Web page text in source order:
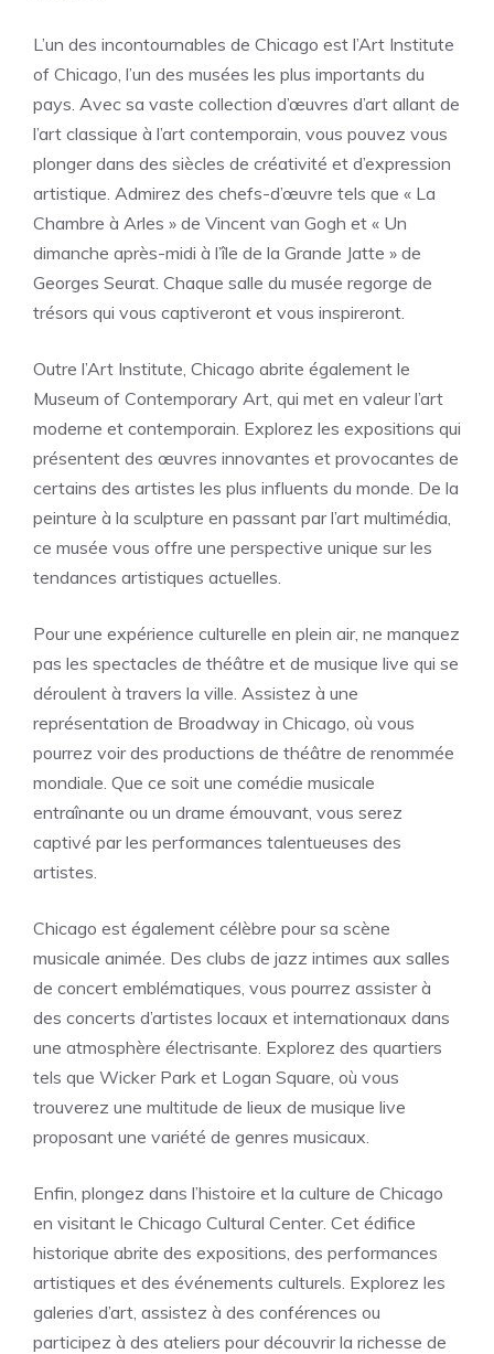
L’un des incontournables de Chicago est l’Art Institute
of Chicago, l’un des musées les plus importants du
pays. Avec sa vaste collection d’œuvres d’art allant de
l’art classique à l’art contemporain, vous pouvez vous
plonger dans des siècles de créativité et d’expression
artistique. Admirez des chefs-d’œuvre tels que « La
Chambre à Arles » de Vincent van Gogh et « Un
dimanche après-midi à l’île de la Grande Jatte » de
Georges Seurat. Chaque salle du musée regorge de
trésors qui vous captiveront et vous inspireront.
Outre l’Art Institute, Chicago abrite également le
Museum of Contemporary Art, qui met en valeur l’art
moderne et contemporain. Explorez les expositions qui
présentent des œuvres innovantes et provocantes de
certains des artistes les plus influents du monde. De la
peinture à la sculpture en passant par l’art multimédia,
ce musée vous offre une perspective unique sur les
tendances artistiques actuelles.
Pour une expérience culturelle en plein air, ne manquez
pas les spectacles de théâtre et de musique live qui se
déroulent à travers la ville. Assistez à une
représentation de Broadway in Chicago, où vous
pourrez voir des productions de théâtre de renommée
mondiale. Que ce soit une comédie musicale
entraînante ou un drame émouvant, vous serez
captivé par les performances talentueuses des
artistes.
Chicago est également célèbre pour sa scène
musicale animée. Des clubs de jazz intimes aux salles
de concert emblématiques, vous pourrez assister à
des concerts d’artistes locaux et internationaux dans
une atmosphère électrisante. Explorez des quartiers
tels que Wicker Park et Logan Square, où vous
trouverez une multitude de lieux de musique live
proposant une variété de genres musicaux.
Enfin, plongez dans l’histoire et la culture de Chicago
en visitant le Chicago Cultural Center. Cet édifice
historique abrite des expositions, des performances
artistiques et des événements culturels. Explorez les
galeries d’art, assistez à des conférences ou
participez à des ateliers pour découvrir la richesse de